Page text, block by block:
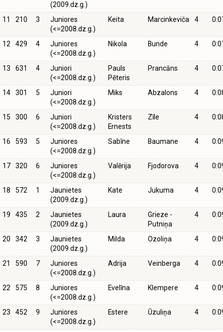
(2009.dz.g.)
11 210 3
Juniores
(<=2008.dz.g.)
Keita Marcinkeviča 4
12 429 4
Juniores
(<=2008.dz.g.)
Nikola Bunde 4
13 631 4
Juniori
(<=2008.dz.g.)
Pauls
Pēteris
Prancāns 4
14 301 5
Juniori
(<=2008.dz.g.)
Miks Abzalons 4
15 300 6
Juniori
(<=2008.dz.g.)
Kristers
Ernests
Zīle 4
16 593 5
Juniores
(<=2008.dz.g.)
Sabīne Baumane 4
17 320 6
Juniores
(<=2008.dz.g.)
Valērija Fjodorova 4
18 572 1
Jaunietes
(2009.dz.g.)
Kate Jukuma 4
19 435 2
Jaunietes
(2009.dz.g.)
Laura
Grieze -
Putniņa
4
20 342 3
Jaunietes
(2009.dz.g.)
Milda Ozoliņa 4
21 590 7
Juniores
(<=2008.dz.g.)
Adrija Veinberga 4
22 575 8
Juniores
(<=2008.dz.g.)
Evelīna Klempere 4
23 452 9
Juniores
(<=2008.dz.g.)
Estere Ūzuliņa 4